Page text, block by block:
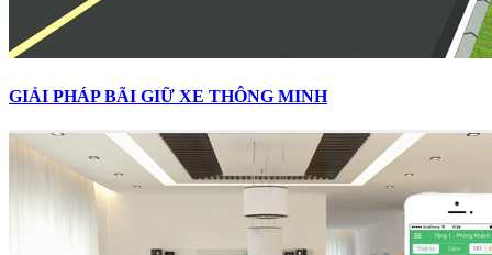
GIẢI PHÁP BÃI GIỮ XE THÔNG MINH